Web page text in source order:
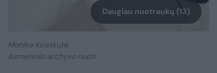
Daugiau nuotraukų (13)
Monika Kvietkutė.
Asmeninio archyvo nuotr.